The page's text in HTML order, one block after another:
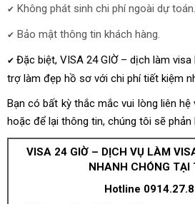
✔ Không phát sinh chi phí ngoài dự toán.
✔ Bảo mật thông tin khách hàng.
✔ Đặc biệt, VISA 24 GIỜ– dịch làm visa
trợ làm đẹp hồ sơ với chi phí tiết kiệm
Bạn có bất kỳ thắc mắc vui lòng liên
hoặc để lại thông tin, chúng tôi sẽ
VISA 24 GIỜ – DỊCH VỤ LÀM
NHANH CHÓNG TẠI
Hotline